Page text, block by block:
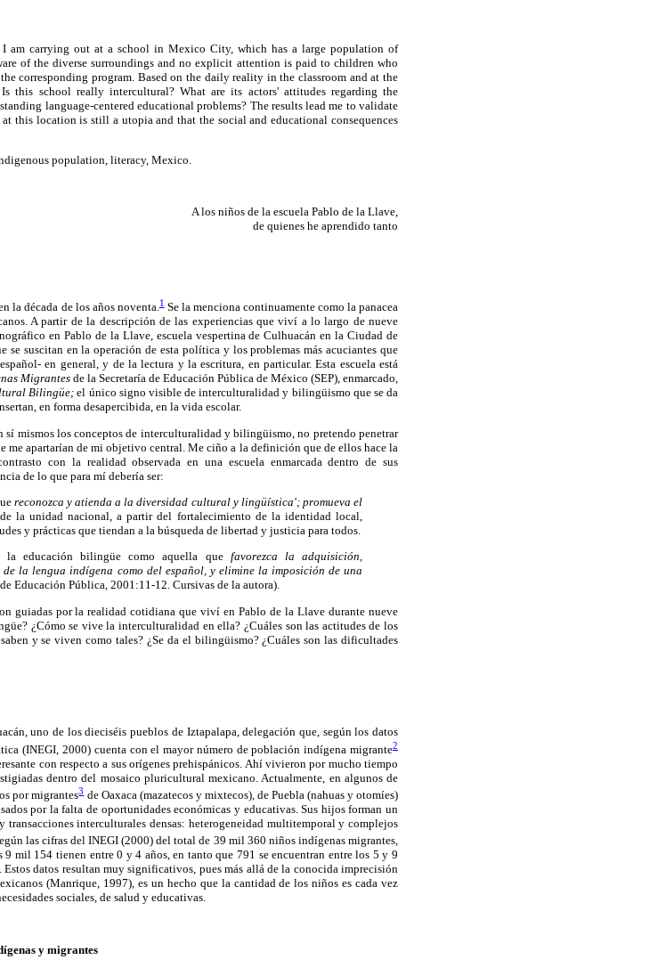
I am carrying out at a school in Mexico City, which has a large population of
of the diverse surroundings and no explicit attention is paid to children who
corresponding program. Based on the daily reality in the classroom and at the
this school really intercultural? What are its actors' attitudes regarding the
language-centered educational problems? The results lead me to validate
this location is still a utopia and that the social and educational consequences
population, literacy, Mexico.
A los niños de la escuela Pablo de la Llave,
de quienes he aprendido tanto
la década de los años noventa.1Se la menciona continuamente como la panacea
A partir de la descripción de las experiencias que viví a lo largo de nueve
en Pablo de la Llave, escuela vespertina de Culhuacán en la Ciudad de
se suscitan en la operación de esta política y los problemas más acuciantes que
en general, y de la lectura y la escritura, en particular. Esta escuela está
Migrantes de la Secretaría de Educación Pública de México (SEP), enmarcado,
Bilingüe;el único signo visible de interculturalidad y bilingüismo que se da
en forma desapercibida, en la vida escolar.
mismos los conceptos de interculturalidad y bilingüismo, no pretendo penetrar
me apartarían de mi objetivo central. Me ciño a la definición que de ellos hace la
con la realidad observada en una escuela enmarcada dentro de sus
de lo que para mí debería ser:
reconozca y atienda a la diversidad cultural y lingüística'; promueva el
la unidad nacional, a partir del fortalecimiento de la identidad local,
y prácticas que tiendan a la búsqueda de libertad y justicia para todos.
la educación bilingüe como aquella que favorezca la adquisición,
la lengua indígena como del español, y elimine la imposición de una
Educación Pública, 2001:11-12. Cursivas de la autora).
guiadas por la realidad cotidiana que viví en Pablo de la Llave durante nueve
¿Cómo se vive la interculturalidad en ella? ¿Cuáles son las actitudes de los
y se viven como tales? ¿Se da el bilingüismo? ¿Cuáles son las dificultades
uno de los dieciséis pueblos de Iztapalapa, delegación que, según los datos
(INEGI, 2000) cuenta con el mayor número de población indígena migrante2
con respecto a sus orígenes prehispánicos. Ahí vivieron por mucho tiempo
dentro del mosaico pluricultural mexicano. Actualmente, en algunos de
por migrantes3de Oaxaca (mazatecos y mixtecos), de Puebla (nahuas y otomíes)
por la falta de oportunidades económicas y educativas. Sus hijos forman un
interculturales densas: heterogeneidad multitemporal y complejos
las cifras del INEGI (2000) del total de 39 mil 360 niños indígenas migrantes,
mil 154 tienen entre 0 y 4 años, en tanto que 791 se encuentran entre los 5 y 9
datos resultan muy significativos, pues más allá de la conocida imprecisión
(Manrique, 1997), es un hecho que la cantidad de los niños es cada vez
sociales, de salud y educativas.
y migrantes